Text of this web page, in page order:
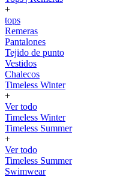
+
tops
Remeras
Pantalones
Tejido de punto
Vestidos
Chalecos
Timeless Winter
+
Ver todo
Timeless Winter
Timeless Summer
+
Ver todo
Timeless Summer
Swimwear